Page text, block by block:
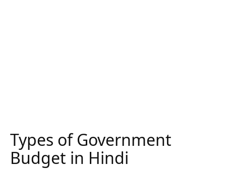
Types of Government
Budget in Hindi